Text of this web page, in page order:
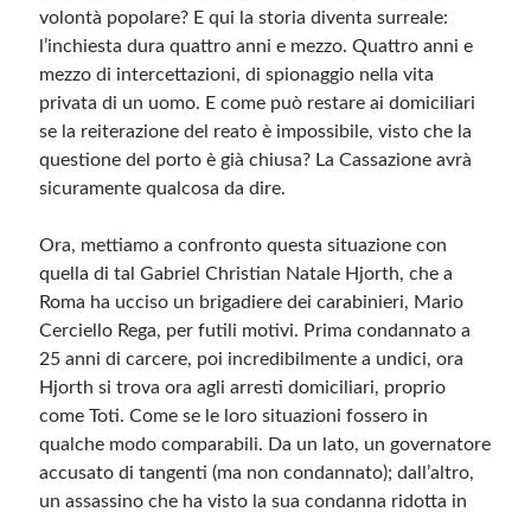
volontà popolare? E qui la storia diventa surreale:
l’inchiesta dura quattro anni e mezzo. Quattro anni e
mezzo di intercettazioni, di spionaggio nella vita
privata di un uomo. E come può restare ai domiciliari
se la reiterazione del reato è impossibile, visto che la
questione del porto è già chiusa? La Cassazione avrà
sicuramente qualcosa da dire.
Ora, mettiamo a confronto questa situazione con
quella di tal Gabriel Christian Natale Hjorth, che a
Roma ha ucciso un brigadiere dei carabinieri, Mario
Cerciello Rega, per futili motivi. Prima condannato a
25 anni di carcere, poi incredibilmente a undici, ora
Hjorth si trova ora agli arresti domiciliari, proprio
come Toti. Come se le loro situazioni fossero in
qualche modo comparabili. Da un lato, un governatore
accusato di tangenti (ma non condannato); dall’altro,
un assassino che ha visto la sua condanna ridotta in